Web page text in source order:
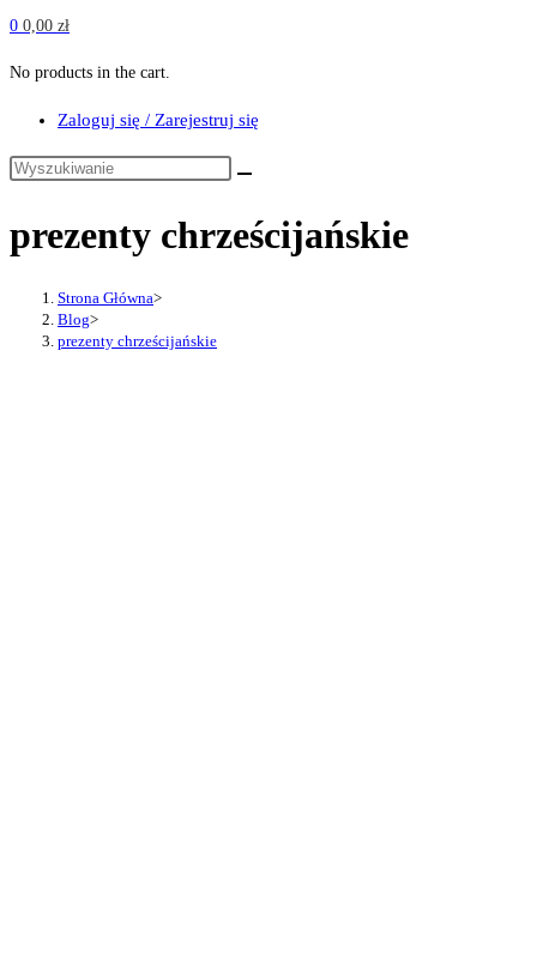
0 0,00 zł
No products in the cart.
Zaloguj się / Zarejestruj się
prezenty chrześcijańskie
Strona Główna>
Blog>
prezenty chrześcijańskie